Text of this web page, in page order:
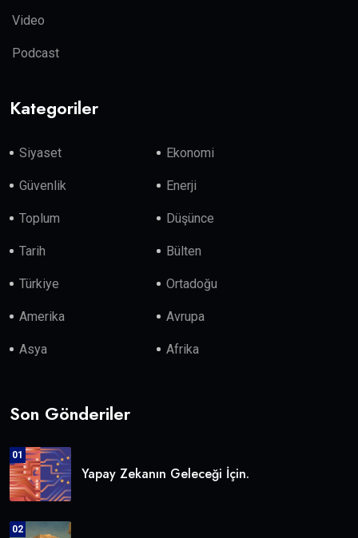
Video
Podcast
Kategoriler
Siyaset Ekonomi
Güvenlik Enerji
Toplum Düşünce
Tarih Bülten
Türkiye Ortadoğu
Amerika Avrupa
Asya Afrika
Son Gönderiler
01
Yapay Zekanın Geleceği İçin.
02